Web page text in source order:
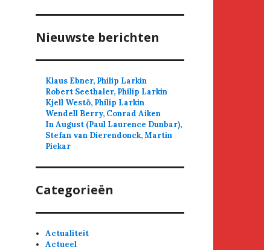
Nieuwste berichten
Klaus Ebner, Philip Larkin
Robert Seethaler, Philip Larkin
Kjell Westö, Philip Larkin
Wendell Berry, Conrad Aiken
In August (Paul Laurence Dunbar),
Stefan van Dierendonck, Martin
Piekar
Categorieën
Actualiteit
Actueel